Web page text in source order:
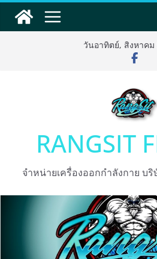
วันอาทิตย์, สิงหาคม
RANGSIT
จำหน่ายเครื่องออกกำลังกาย บ